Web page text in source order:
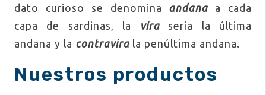
dato curioso se denomina andana a cada
capa de sardinas, la
vira sería la última
andana y la contravira la penúltima andana.
Nuestros productos